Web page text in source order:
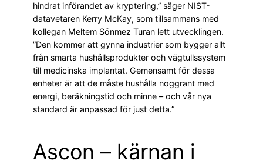
hindrat införandet av kryptering,” säger NIST-
datavetaren Kerry McKay, som tillsammans med
kollegan Meltem Sönmez Turan lett utvecklingen.
”Den kommer att gynna industrier som bygger allt
från smarta hushållsprodukter och vägtullssystem
till medicinska implantat. Gemensamt för dessa
enheter är att de måste hushålla noggrant med
energi, beräkningstid och minne – och vår nya
standard är anpassad för just detta.”
Ascon – kärnan i